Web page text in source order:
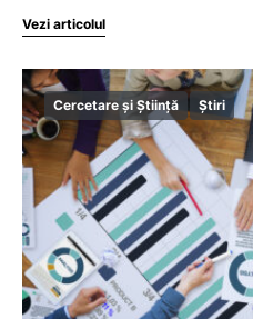
Vezi articolul
Cercetare și Știință Știri